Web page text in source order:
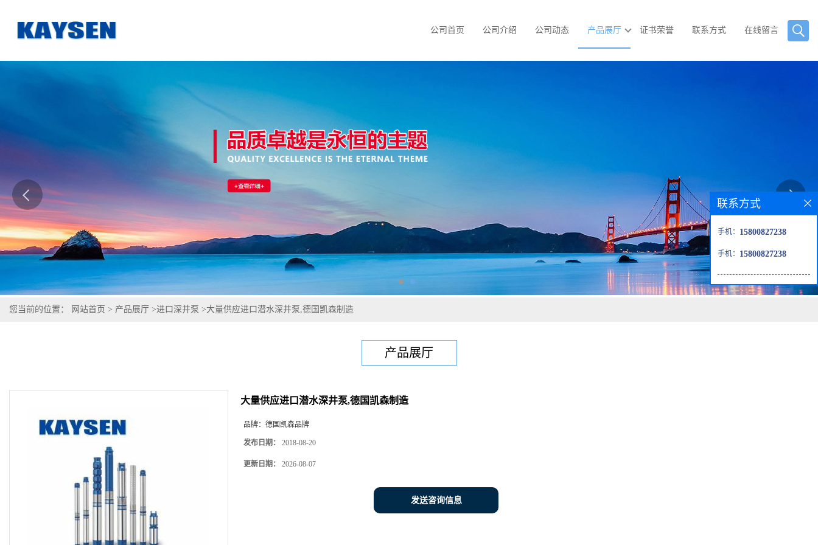
公司首页 公司介绍 公司动态 产品展厅 证书荣誉 联系方式 在线留言
您当前的位置： 网站首页 > 产品展厅 >进口深井泵 >大量供应进口潜水深井泵,德国凯森制造
产品展厅
大量供应进口潜水深井泵,德国凯森制造
品牌： 德国凯森品牌
发布日期： 2018-08-20
更新日期： 2026-08-07
发送咨询信息
联系方式
手机： 15800827238
手机： 15800827238